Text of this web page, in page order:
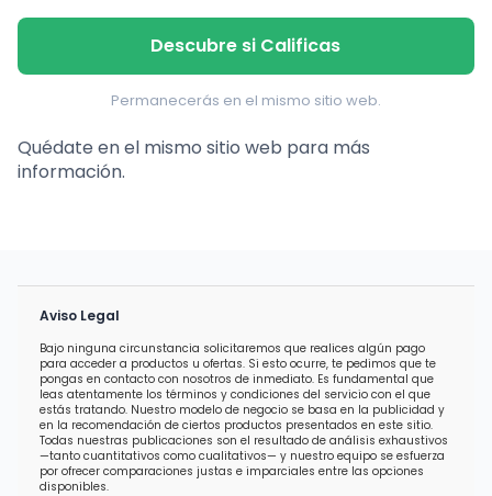
Descubre si Calificas
Permanecerás en el mismo sitio web.
Quédate en el mismo sitio web para más
información.
Aviso Legal
Bajo ninguna circunstancia solicitaremos que realices algún pago
para acceder a productos u ofertas. Si esto ocurre, te pedimos que te
pongas en contacto con nosotros de inmediato. Es fundamental que
leas atentamente los términos y condiciones del servicio con el que
estás tratando. Nuestro modelo de negocio se basa en la publicidad y
en la recomendación de ciertos productos presentados en este sitio.
Todas nuestras publicaciones son el resultado de análisis exhaustivos
—tanto cuantitativos como cualitativos— y nuestro equipo se esfuerza
por ofrecer comparaciones justas e imparciales entre las opciones
disponibles.